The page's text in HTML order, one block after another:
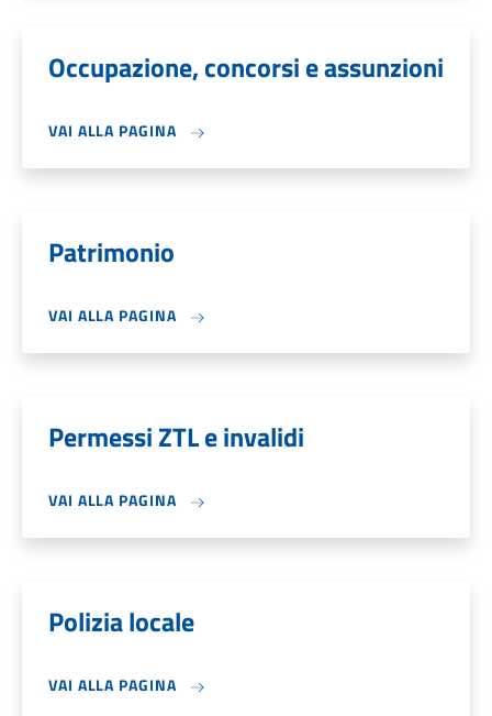
Occupazione, concorsi e assunzioni
VAI ALLA PAGINA
Patrimonio
VAI ALLA PAGINA
Permessi ZTL e invalidi
VAI ALLA PAGINA
Polizia locale
VAI ALLA PAGINA